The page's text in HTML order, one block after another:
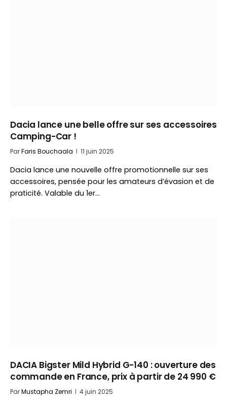
Dacia lance une belle offre sur ses accessoires
Camping-Car !
ParFaris Bouchaala 11 juin 2025
Dacia lance une nouvelle offre promotionnelle sur ses
accessoires, pensée pour les amateurs d’évasion et de
praticité. Valable du 1er…
DACIA Bigster Mild Hybrid G-140 : ouverture des
commande en France, prix à partir de 24 990 €
ParMustapha Zemri 4 juin 2025